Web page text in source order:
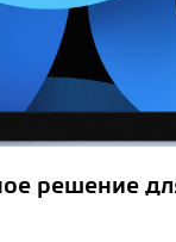
решение